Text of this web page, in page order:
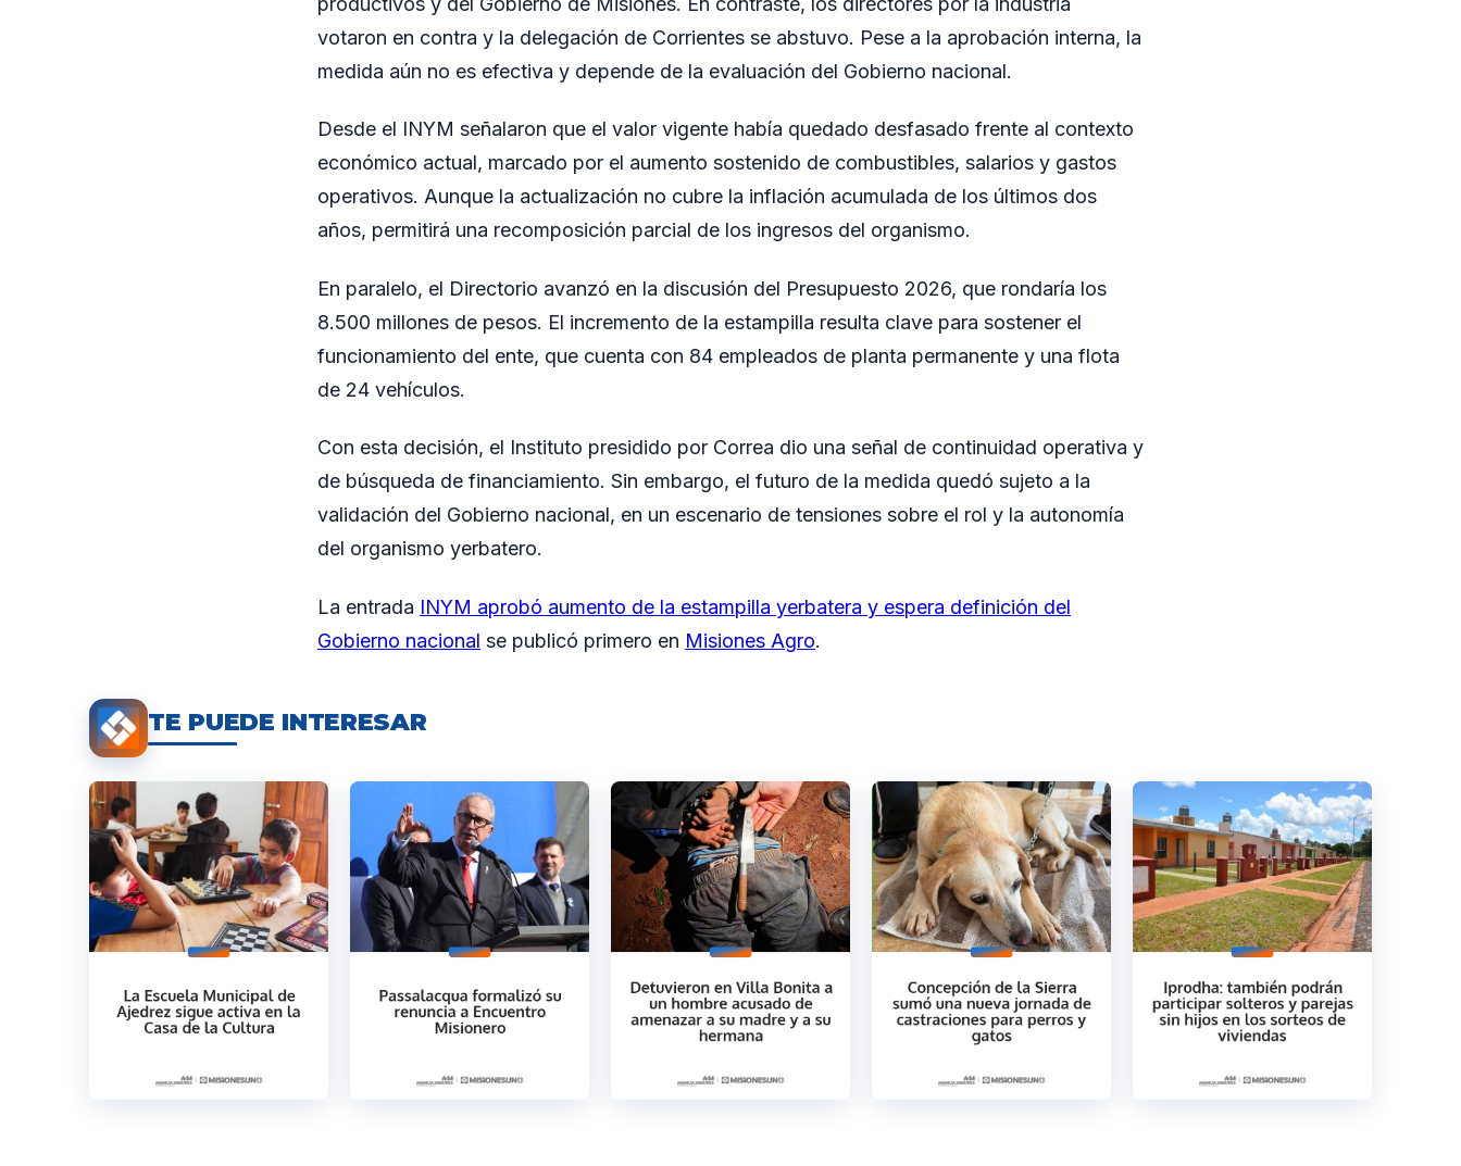
votaron en contra y la delegación de Corrientes se abstuvo. Pese a la aprobación interna, la
medida aún no es efectiva y depende de la evaluación del Gobierno nacional.
Desde el INYM señalaron que el valor vigente había quedado desfasado frente al contexto
económico actual, marcado por el aumento sostenido de combustibles, salarios y gastos
operativos. Aunque la actualización no cubre la inflación acumulada de los últimos dos
años, permitirá una recomposición parcial de los ingresos del organismo.
En paralelo, el Directorio avanzó en la discusión del Presupuesto 2026, que rondaría los
8.500 millones de pesos. El incremento de la estampilla resulta clave para sostener el
funcionamiento del ente, que cuenta con 84 empleados de planta permanente y una flota
de 24 vehículos.
Con esta decisión, el Instituto presidido por Correa dio una señal de continuidad operativa y
de búsqueda de financiamiento. Sin embargo, el futuro de la medida quedó sujeto a la
validación del Gobierno nacional, en un escenario de tensiones sobre el rol y la autonomía
del organismo yerbatero.
La entrada INYM aprobó aumento de la estampilla yerbatera y espera definición del
Gobierno nacional se publicó primero en Misiones Agro.
TE PUEDE INTERESAR